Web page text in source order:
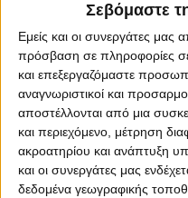
Σεβόμαστε
Εμείς και οι συνεργάτες μας
πρόσβαση σε πληροφορίες
και επεξεργαζόμαστε
αναγνωριστικοί και
αποστέλλονται από μια
και περιεχόμενο, μέτρηση
ακροατηρίου και ανάπτυξη
και οι συνεργάτες μας
δεδομένα γεωγραφικής
About Offradio Business Class
Designed & developed by